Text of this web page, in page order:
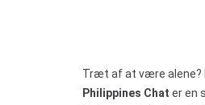
Træt af at være alene?
Philippines Chat er en